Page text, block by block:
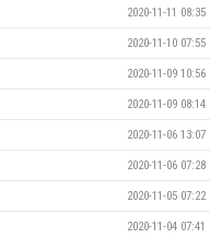
2020-11-11 08:35
2020-11-10 07:55
2020-11-09 10:56
2020-11-09 08:14
2020-11-06 13:07
2020-11-06 07:28
2020-11-05 07:22
2020-11-04 07:41